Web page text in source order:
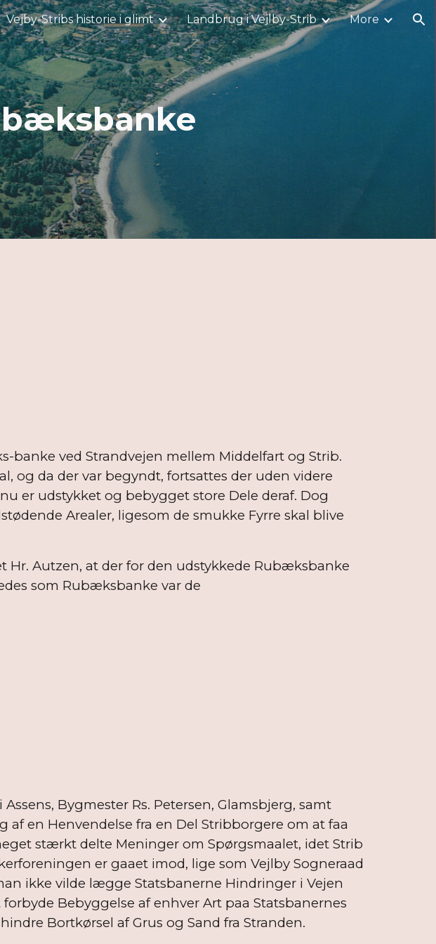
Skip to navigation
Vejby-Stribs historie i glimt Landbrug i Vejlby-Strib More
banke ved Strandvejen mellem Middelfart og Strib.
og da der var begyndt, fortsattes der uden videre
er udstykket og bebygget store Dele deraf. Dog
Arealer, ligesom de smukke Fyrre skal blive
Autzen, at der for den udstykkede Rubæksbanke
som Rubæksbanke var de
Bygmester Rs. Petersen, Glamsbjerg, samt
af en Henvendelse fra en Del Stribborgere om at faa
stærkt delte Meninger om Spørgsmaalet, idet Strib
er gaaet imod, lige som Vejlby Sogneraad
ikke vilde lægge Statsbanerne Hindringer i Vejen
Bebyggelse af enhver Art paa Statsbanernes
Bortkørsel af Grus og Sand fra Stranden.